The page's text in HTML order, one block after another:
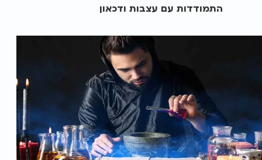
התמודדות עם עצבות ודכאון